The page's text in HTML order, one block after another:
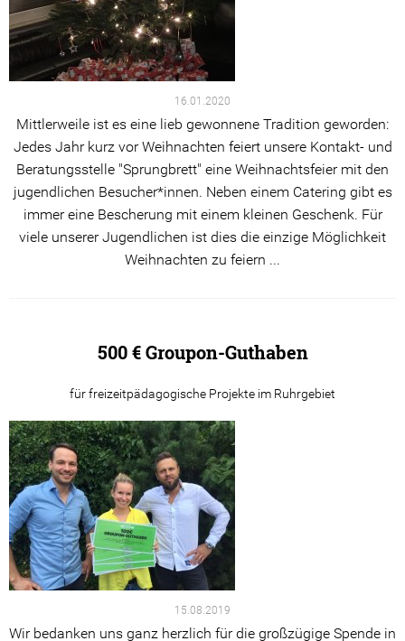
16.01.2020
Mittlerweile ist es eine lieb gewonnene Tradition geworden:
Jedes Jahr kurz vor Weihnachten feiert unsere Kontakt- und
Beratungsstelle "Sprungbrett" eine Weihnachtsfeier mit den
jugendlichen Besucher*innen. Neben einem Catering gibt es
immer eine Bescherung mit einem kleinen Geschenk. Für
viele unserer Jugendlichen ist dies die einzige Möglichkeit
Weihnachten zu feiern ...
500 € Groupon-Guthaben
für freizeitpädagogische Projekte im Ruhrgebiet
15.08.2019
Wir bedanken uns ganz herzlich für die großzügige Spende in